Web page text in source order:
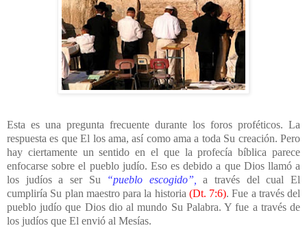
Esta es una pregunta frecuente durante los foros proféticos. La
respuesta es que El los ama, así como ama a toda Su creación. Pero
hay ciertamente un sentido en el que la profecía bíblica parece
enfocarse sobre el pueblo judío. Eso es debido a que Dios llamó a
los judíos a ser Su
“pueblo escogido”, a través del cual El
cumpliría Su plan maestro para la historia (Dt. 7:6). Fue a través del
pueblo judío que Dios dio al mundo Su Palabra. Y fue a través de
los judíos que El envió al Mesías.